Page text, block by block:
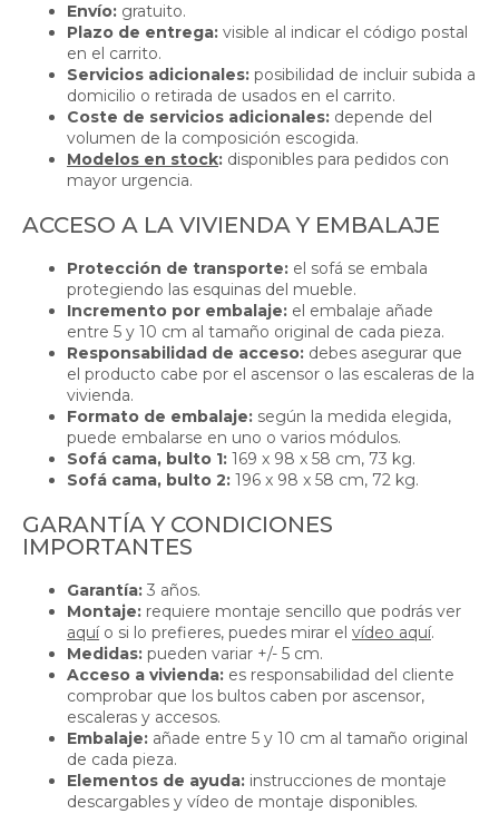
Envío: gratuito.
Plazo de entrega: visible al indicar el código postal
en el carrito.
Servicios adicionales: posibilidad de incluir subida a
domicilio o retirada de usados en el carrito.
Coste de servicios adicionales: depende del
volumen de la composición escogida.
Modelos en stock: disponibles para pedidos con
mayor urgencia.
ACCESO A LA VIVIENDA Y EMBALAJE
Protección de transporte: el sofá se embala
protegiendo las esquinas del mueble.
Incremento por embalaje: el embalaje añade
entre 5 y 10 cm al tamaño original de cada pieza.
Responsabilidad de acceso: debes asegurar que
el producto cabe por el ascensor o las escaleras de la
vivienda.
Formato de embalaje: según la medida elegida,
puede embalarse en uno o varios módulos.
Sofá cama, bulto 1: 169 x 98 x 58 cm, 73 kg.
Sofá cama, bulto 2: 196 x 98 x 58 cm, 72 kg.
GARANTÍA Y CONDICIONES
IMPORTANTES
Garantía: 3 años.
Montaje: requiere montaje sencillo que podrás ver
aquío si lo prefieres, puedes mirar el vídeo aquí.
Medidas: pueden variar +/- 5 cm.
Acceso a vivienda: es responsabilidad del cliente
comprobar que los bultos caben por ascensor,
escaleras y accesos.
Embalaje: añade entre 5 y 10 cm al tamaño original
de cada pieza.
Elementos de ayuda: instrucciones de montaje
descargables y vídeo de montaje disponibles.